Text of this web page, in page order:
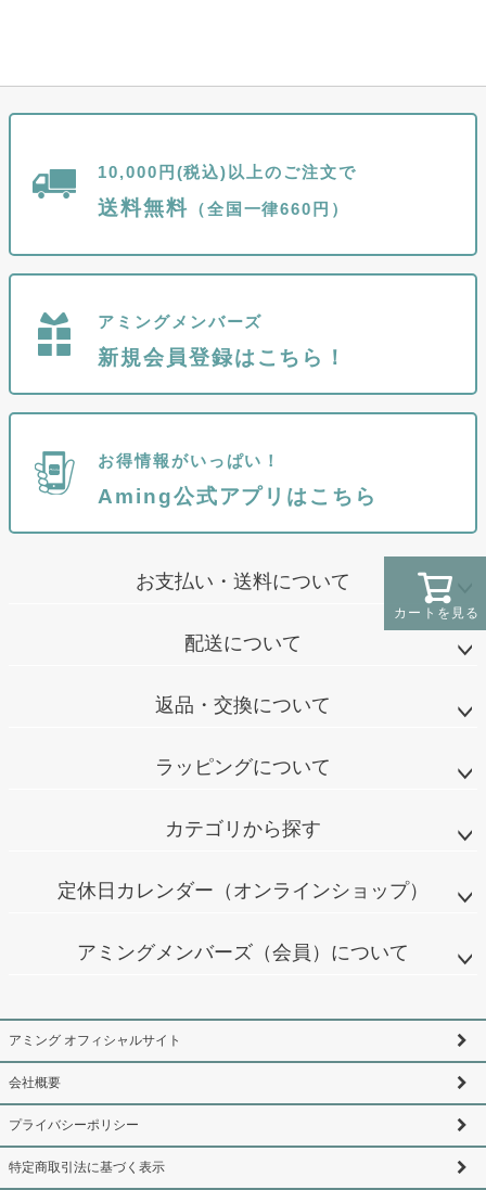
カートを見る
10,000円(税込)以上のご注文で
送料無料 （全国一律660円）
アミングメンバーズ
新規会員登録はこちら！
お得情報がいっぱい！
Aming公式アプリはこちら
お支払い・送料について
配送について
返品・交換について
ラッピングについて
カテゴリから探す
定休日カレンダー（オンラインショップ）
アミングメンバーズ（会員）について
アミング オフィシャルサイト
会社概要
プライバシーポリシー
特定商取引法に基づく表示